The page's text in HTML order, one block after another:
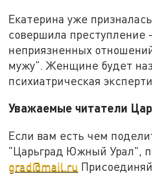
Екатерина уже
совершила
неприязненных
мужу". Женщине будет
психиатрическая
Уважаемые читатели
Если вам есть чем
"Царьград Южный Урал",
grad@mail.ru